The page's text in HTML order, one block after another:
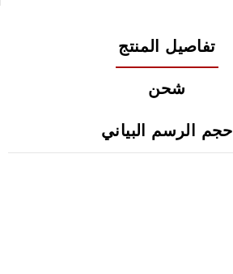
تفاصيل المنتج
شحن
حجم الرسم البياني